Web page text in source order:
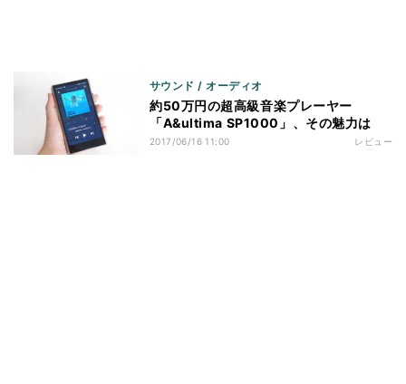
サウンド / オーディオ
約50万円の超高級音楽プレーヤー
「A&ultima SP1000」、その魅力は
2017/06/16 11:00 レビュー